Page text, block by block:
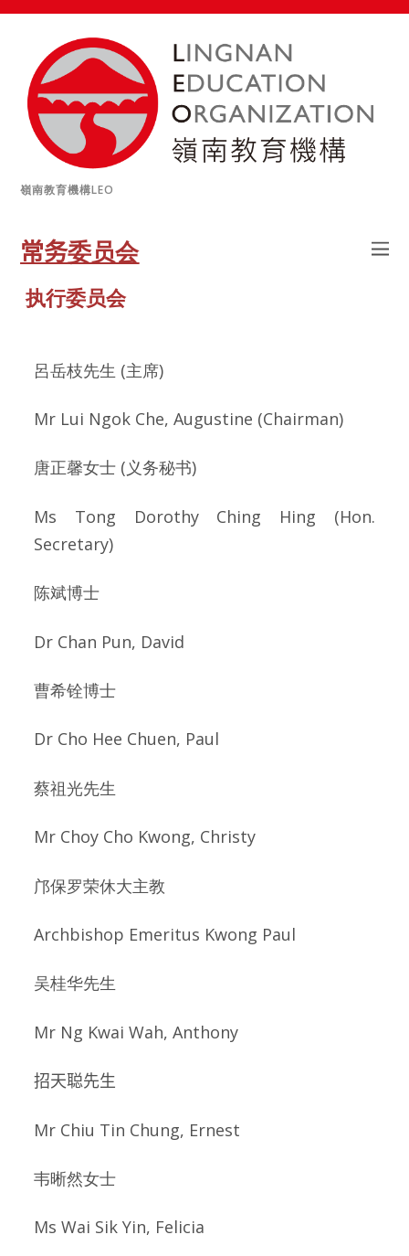
嶺南教育機構LEO
常务委员会
执行委员会
呂岳枝先生 (主席)
Mr Lui Ngok Che, Augustine (Chairman)
唐正馨女士 (义务秘书)
Ms Tong Dorothy Ching Hing (Hon.
Secretary)
陈斌博士
Dr Chan Pun, David
曹希铨博士
Dr Cho Hee Chuen, Paul
蔡祖光先生
Mr Choy Cho Kwong, Christy
邝保罗荣休大主教
Archbishop Emeritus Kwong Paul
吴桂华先生
Mr Ng Kwai Wah, Anthony
招天聪先生
Mr Chiu Tin Chung, Ernest
韦晰然女士
Ms Wai Sik Yin, Felicia